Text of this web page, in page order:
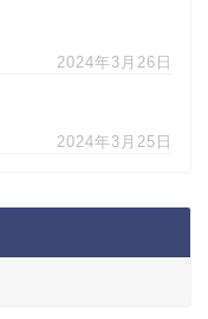
2024年3月26日
2024年3月25日